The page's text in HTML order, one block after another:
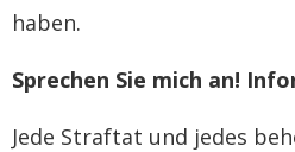
haben.
Sprechen Sie mich an!
Jede Straftat und jedes